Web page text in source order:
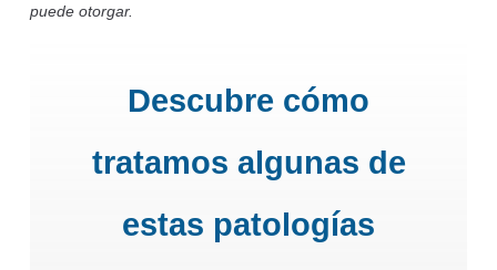
puede otorgar.
Descubre cómo
tratamos algunas de
estas patologías